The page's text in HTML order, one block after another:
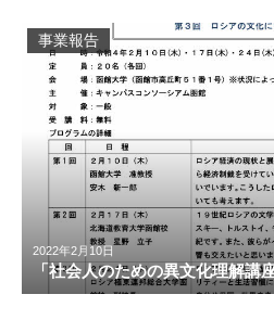
2022年2月10日
「社会人のための異文化理解講
事業報告